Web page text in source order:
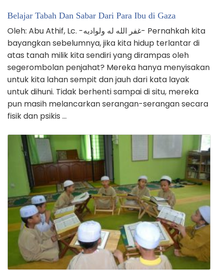
Belajar Tabah Dan Sabar Dari Para Ibu di Gaza
Oleh: Abu Athif, Lc. -غفر الله له ولواديه- Pernahkah kita
bayangkan sebelumnya, jika kita hidup terlantar di
atas tanah milik kita sendiri yang dirampas oleh
segerombolan penjahat? Mereka hanya menyisakan
untuk kita lahan sempit dan jauh dari kata layak
untuk dihuni. Tidak berhenti sampai di situ, mereka
pun masih melancarkan serangan-serangan secara
fisik dan psikis …